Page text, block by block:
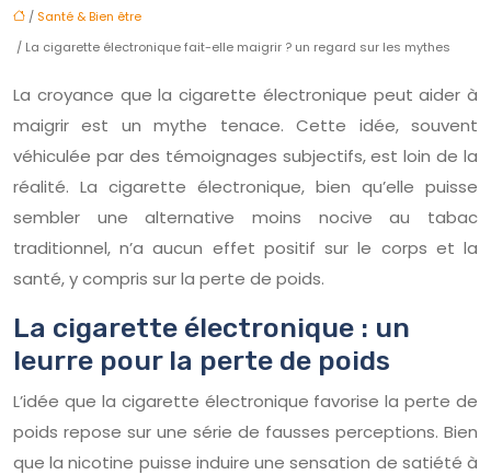
/ Santé & Bien être
/ La cigarette électronique fait-elle maigrir ? un regard sur les mythes
La croyance que la cigarette électronique peut aider à
maigrir est un mythe tenace. Cette idée, souvent
véhiculée par des témoignages subjectifs, est loin de la
réalité. La cigarette électronique, bien qu’elle puisse
sembler une alternative moins nocive au tabac
traditionnel, n’a aucun effet positif sur le corps et la
santé, y compris sur la perte de poids.
La cigarette électronique : un
leurre pour la perte de poids
L’idée que la cigarette électronique favorise la perte de
poids repose sur une série de fausses perceptions. Bien
que la nicotine puisse induire une sensation de satiété à